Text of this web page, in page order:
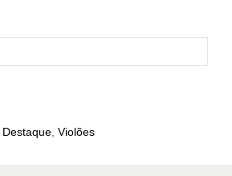
Destaque Violões